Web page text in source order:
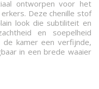
ontworpen voor het
Deze chenille stof
look die subtiliteit en
en soepelheid
kamer een verfijnde,
in een brede waaier